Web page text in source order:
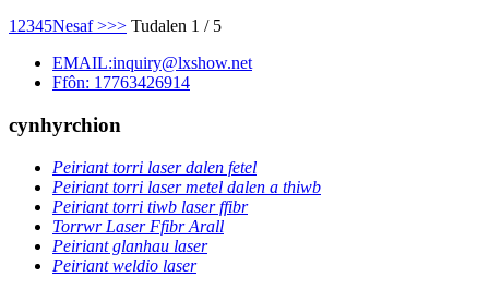
1 2345Nesaf >>> Tudalen 1 / 5
EMAIL:inquiry@lxshow.net
Ffôn: 17763426914
cynhyrchion
Peiriant torri laser dalen fetel
Peiriant torri laser metel dalen a thiwb
Peiriant torri tiwb laser ffibr
Torrwr Laser Ffibr Arall
Peiriant glanhau laser
Peiriant weldio laser